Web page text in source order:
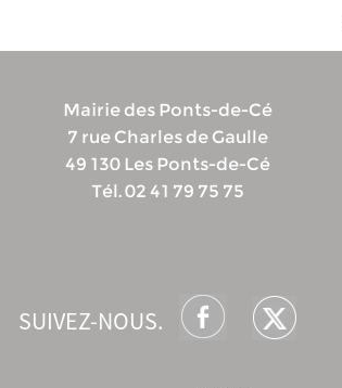
Mairie des Ponts-de-Cé
7 rue Charles de Gaulle
49 130 Les Ponts-de-Cé
Tél. 02 41 79 75 75
SUIVEZ-NOUS.